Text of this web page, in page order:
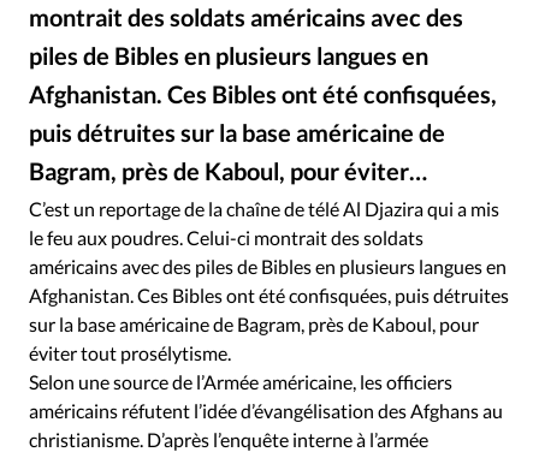
Se connecter
RUBRIQUES
Toute l'actualité Bible Culture
Economie
Eglises
Histoire Laicité
Liberté religieuse
Mission
Monde People Politique
Religions
Société
montrait des soldats américains avec des
piles de Bibles en plusieurs langues en
Afghanistan. Ces Bibles ont été confisquées,
puis détruites sur la base américaine de
Bagram, près de Kaboul, pour éviter…
C’est un reportage de la chaîne de télé Al Djazira qui a mis
le feu aux poudres. Celui-ci montrait des soldats
américains avec des piles de Bibles en plusieurs langues en
Afghanistan. Ces Bibles ont été confisquées, puis détruites
sur la base américaine de Bagram, près de Kaboul, pour
éviter tout prosélytisme.
Selon une source de l’Armée américaine, les officiers
américains réfutent l’idée d’évangélisation des Afghans au
christianisme. D’après l’enquête interne à l’armée